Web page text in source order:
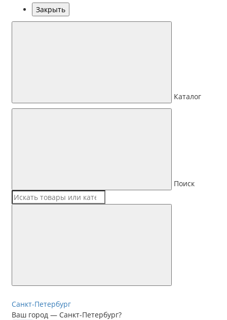
Закрыть
Каталог
Поиск
Санкт-Петербург
Ваш город — Санкт-Петербург?